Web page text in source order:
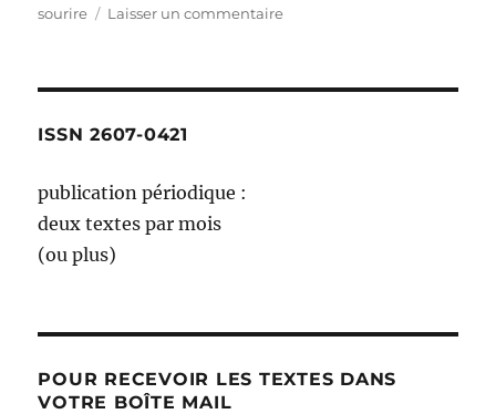
le
sourire
Laisser un commentairesur
ISSN 2607-0421
publication périodique :
deux textes par mois
(ou plus)
POUR RECEVOIR LES TEXTES DANS
VOTRE BOÎTE MAIL